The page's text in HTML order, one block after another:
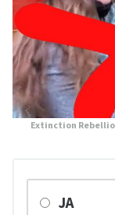
Extinction
JA